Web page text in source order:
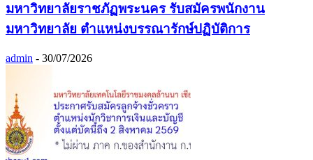
มหาวิทยาลัยราชภัฏพระนคร รับสมัครพนักงาน
มหาวิทยาลัย ตำแหน่งบรรณารักษ์ปฏิบัติการ
admin - 30/07/2026